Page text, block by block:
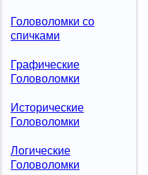
Головоломки со
спичками
Графические
Головоломки
Исторические
Головоломки
Логические
Головоломки